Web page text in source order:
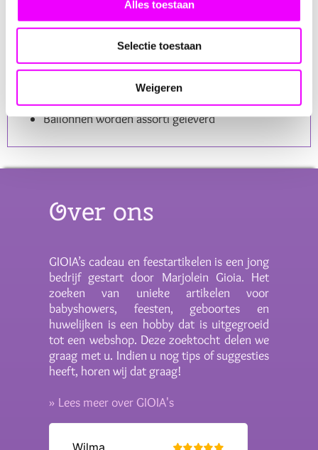
Alles toestaan
Selectie toestaan
Weigeren
Geschikt voor lucht: Ja
Extra: Geschikt voor High Float behandeling
Materiaal: Latex
Certificering: ISO- en TÜV-gecertificeerd
Ballonnen worden assorti geleverd
Over ons
GIOIA’s cadeau en feestartikelen is een jong
bedrijf gestart door Marjolein Gioia. Het
zoeken van unieke artikelen voor
babyshowers, feesten, geboortes en
huwelijken is een hobby dat is uitgegroeid
tot een webshop. Deze zoektocht delen we
graag met u. Indien u nog tips of suggesties
heeft, horen wij dat graag!
» Lees meer over GIOIA's